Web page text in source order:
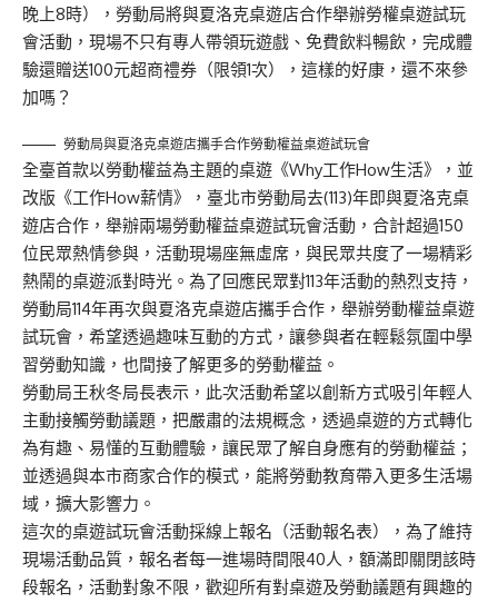
晚上8時），勞動局將與夏洛克桌遊店合作舉辦勞權桌遊試玩
會活動，現場不只有專人帶領玩遊戲、免費飲料暢飲，完成體
驗還贈送100元超商禮券（限領1次），這樣的好康，還不來參
加嗎？
勞動局與夏洛克桌遊店攜手合作勞動權益桌遊試玩會
全臺首款以勞動權益為主題的桌遊《Why工作How生活》，並
改版《工作How薪情》，臺北市勞動局去(113)年即與夏洛克桌
遊店合作，舉辦兩場勞動權益桌遊試玩會活動，合計超過150
位民眾熱情參與，活動現場座無虛席，與民眾共度了一場精彩
熱鬧的桌遊派對時光。為了回應民眾對113年活動的熱烈支持，
勞動局114年再次與夏洛克桌遊店攜手合作，舉辦勞動權益桌遊
試玩會，希望透過趣味互動的方式，讓參與者在輕鬆氛圍中學
習勞動知識，也間接了解更多的勞動權益。
勞動局王秋冬局長表示，此次活動希望以創新方式吸引年輕人
主動接觸勞動議題，把嚴肅的法規概念，透過桌遊的方式轉化
為有趣、易懂的互動體驗，讓民眾了解自身應有的勞動權益；
並透過與本市商家合作的模式，能將勞動教育帶入更多生活場
域，擴大影響力。
這次的桌遊試玩會活動採線上報名（活動報名表），為了維持
現場活動品質，報名者每一進場時間限40人，額滿即關閉該時
段報名，活動對象不限，歡迎所有對桌遊及勞動議題有興趣的